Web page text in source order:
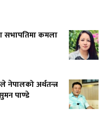
सभापतिमा कमला
नेपालको अर्थतन्त्र
पाण्डे